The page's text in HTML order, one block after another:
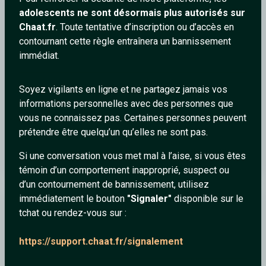
adolescents ne sont désormais plus autorisés sur
Chaat.fr. Toute tentative d’inscription ou d’accès en
contournant cette règle entraînera un bannissement
immédiat.
Soyez vigilants en ligne et ne partagez jamais vos
informations personnelles avec des personnes que
vous ne connaissez pas. Certaines personnes peuvent
prétendre être quelqu’un qu’elles ne sont pas.
Si une conversation vous met mal à l’aise, si vous êtes
témoin d’un comportement inapproprié, suspect ou
d’un contournement de bannissement, utilisez
immédiatement le bouton "Signaler" disponible sur le
tchat ou rendez-vous sur :
https://support.chaat.fr/signalement
Lesudenforce
Mr Vegas - Pull Up
Lesudenforce